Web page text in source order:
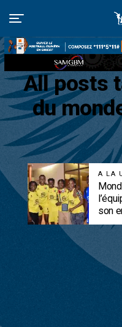
All posts
du
A LA
son